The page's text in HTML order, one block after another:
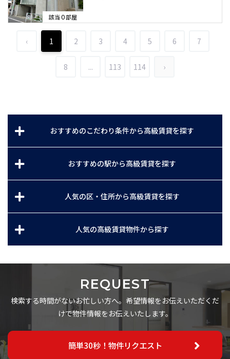
該当0部屋
‹ 1 2 3 4 5 6 7
8 ... 113 114 ›
おすすめのこだわり条件から高級賃貸を探す
おすすめの駅から高級賃貸を探す
人気の区・住所から高級賃貸を探す
人気の高級賃貸物件から探す
REQUEST
検索する時間がないお忙しい方へ。希望情報をお伝えいただくだ
けで物件情報をお伝えいたします。
簡単30秒！物件リクエスト